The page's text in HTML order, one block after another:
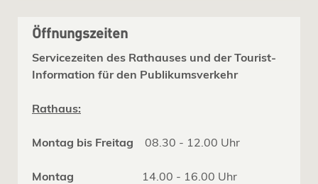
Öffnungszeiten
Servicezeiten des Rathauses und der Tourist-
Information für den Publikumsverkehr
Rathaus:
Montag bis Freitag 08.30 - 12.00 Uhr
Montag 14.00 - 16.00 Uhr